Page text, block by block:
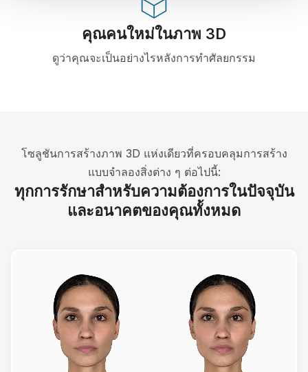
คุณคนใหม่ในภาพ 3D
ดูว่าคุณจะเป็นอย่างไรหลังการทำศัลยกรรม
โซลูชันการสร้างภาพ 3D แห่งเดียวที่ครอบคลุมการสร้าง
แบบจำลองสิ่งต่าง ๆ ต่อไปนี้:
ทุกการรักษาสำหรับความต้องการในปัจจุบัน
และอนาคตของคุณทั้งหมด